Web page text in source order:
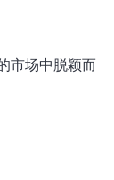
市场中脱颖而